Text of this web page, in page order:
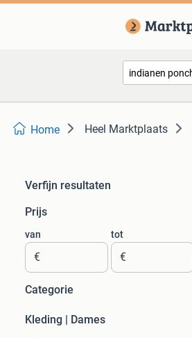
Home Heel Marktplaats
Verfijn resultaten
Prijs
van
€
tot
€
Categorie
Kleding | Dames